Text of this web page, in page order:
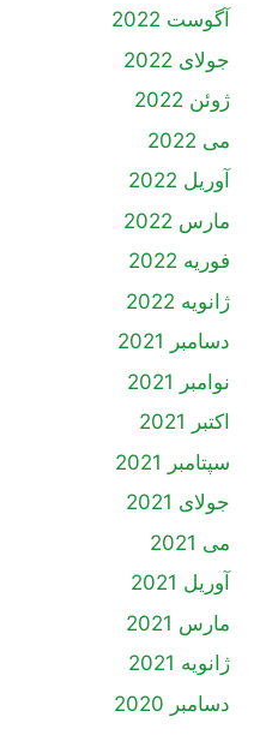
آگوست 2022
جولای 2022
ژوئن 2022
می 2022
آوریل 2022
مارس 2022
فوریه 2022
ژانویه 2022
دسامبر 2021
نوامبر 2021
اکتبر 2021
سپتامبر 2021
جولای 2021
می 2021
آوریل 2021
مارس 2021
ژانویه 2021
دسامبر 2020